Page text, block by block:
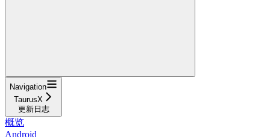
Navigation
TaurusX
更新日志
概览
Android